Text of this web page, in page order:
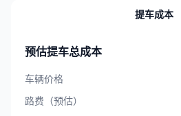
提车成本
预估提车总成本
车辆价格
路费（预估）